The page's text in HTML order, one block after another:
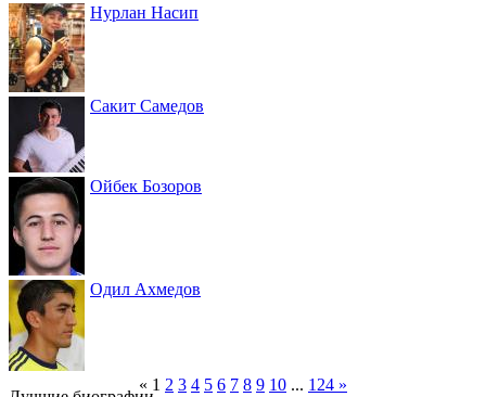
Нурлан Насип
Сакит Самедов
Ойбек Бозоров
Одил Ахмедов
« 1 2 3 4 5 6 7 8 9 10 ... 124 »